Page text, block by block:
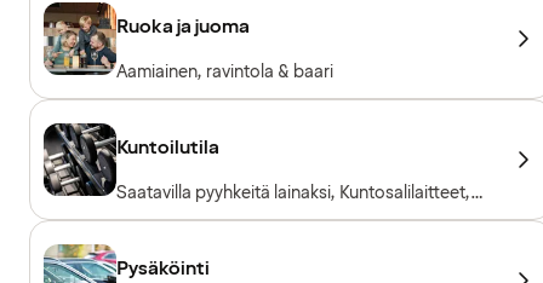
Ruoka ja juoma
Aamiainen, ravintola & baari
Kuntoilutila
Saatavilla pyyhkeitä lainaksi, Kuntosalilaitteet,
Kardiolaitteet, Vapaapainot, Sisäänpääsy
Pysäköinti